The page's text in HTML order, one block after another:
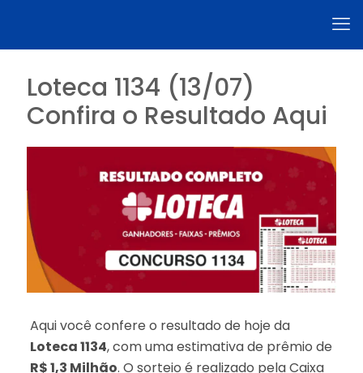
Loteca 1134 (13/07)
Confira o Resultado Aqui
Aqui você confere o resultado de hoje da
Loteca 1134, com uma estimativa de prêmio de
R$ 1,3 Milhão. O sorteio é realizado pela Caixa